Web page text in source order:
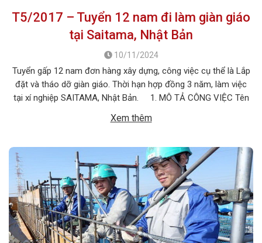
T5/2017 – Tuyển 12 nam đi làm giàn giáo
tại Saitama, Nhật Bản
10/11/2024
Tuyển gấp 12 nam đơn hàng xây dựng, công việc cụ thể là Lắp
đặt và tháo dỡ giàn giáo. Thời hạn hợp đồng 3 năm, làm việc
tại xí nghiệp SAITAMA, Nhật Bản. 1. MÔ TẢ CÔNG VIỆC Tên
Số lượng […]
Xem thêm